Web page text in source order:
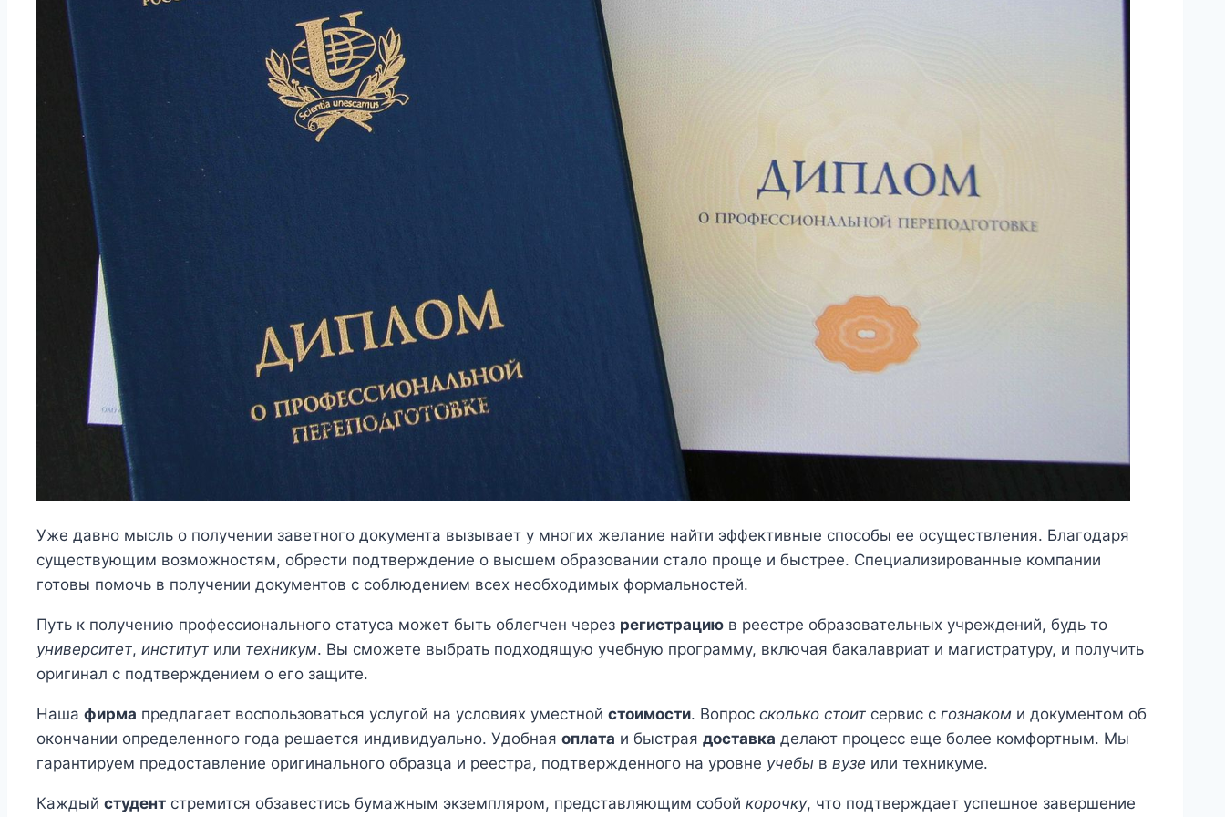
Уже давно мысль о получении заветного документа вызывает у многих желание найти эффективные способы ее осуществления. Благодаря
существующим возможностям, обрести подтверждение о высшем образовании стало проще и быстрее. Специализированные компании
готовы помочь в получении документов с соблюдением всех необходимых формальностей.
Путь к получению профессионального статуса может быть облегчен через регистрацию в реестре образовательных учреждений, будь то
университет, институт или техникум. Вы сможете выбрать подходящую учебную программу, включая бакалавриат и магистратуру, и получить
оригинал с подтверждением о его защите.
Наша фирма предлагает воспользоваться услугой на условиях уместной стоимости. Вопрос сколько стоит сервис с гознаком и документом об
окончании определенного года решается индивидуально. Удобная оплата и быстрая доставка делают процесс еще более комфортным. Мы
гарантируем предоставление оригинального образца и реестра, подтвержденного на уровне учебы в вузе или техникуме.
Каждый студент стремится обзавестись бумажным экземпляром, представляющим собой корочку, что подтверждает успешное завершение